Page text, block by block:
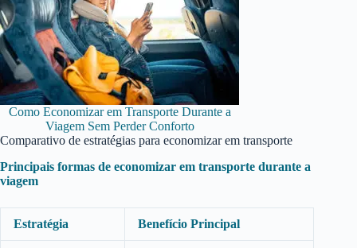
Como Economizar em Transporte Durante a
Viagem Sem Perder Conforto
Comparativo de estratégias para economizar em transporte
Principais formas de economizar em transporte durante a
viagem
Estratégia Benefício Principal